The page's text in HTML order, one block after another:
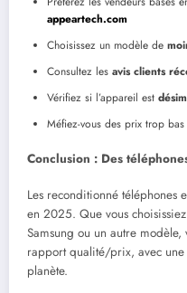
appeartech.com
Choisissez un modèle de
Consultez les avis clients
Vérifiez si l’appareil est
Méfiez-vous des prix trop
Conclusion : Des
Les reconditionné téléphones
en 2025. Que vous
Samsung ou un autre modèle,
rapport qualité/prix, avec
planète.